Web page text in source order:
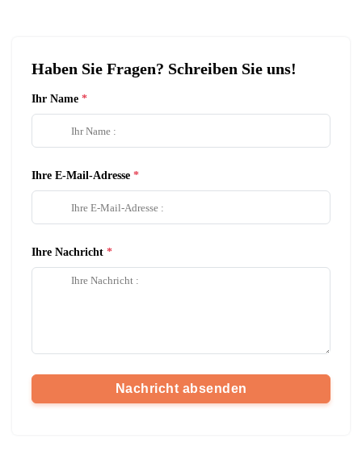
Haben Sie Fragen? Schreiben Sie uns!
Ihr Name
Ihre E-Mail-Adresse
Ihre Nachricht
Nachricht absenden